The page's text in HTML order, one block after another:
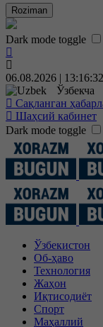
Roziman
Dark mode toggle
06.08.2026 | 13:16:32
Ўзбекча
Сақланган
Шаҳсий кабинет
Dark mode toggle
Ўзбекистон
Об-ҳаво
Технология
Жаҳон
Иқтисодиёт
Спорт
Маҳаллий